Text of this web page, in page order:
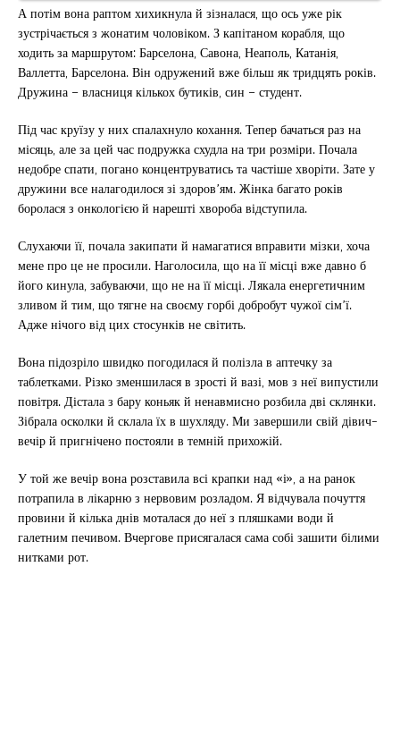
А потім вона раптом хихикнула й зізналася, що ось уже рік
зустрічається з жонатим чоловіком. З капітаном корабля, що
ходить за маршрутом: Барселона, Савона, Неаполь, Катанія,
Валлетта, Барселона. Він одружений вже більш як тридцять років.
Дружина – власниця кількох бутиків, син – студент.
Під час круїзу у них спалахнуло кохання. Тепер бачаться раз на
місяць, але за цей час подружка схудла на три розміри. Почала
недобре спати, погано концентруватись та частіше хворіти. Зате у
дружини все налагодилося зі здоров’ям. Жінка багато років
боролася з онкологією й нарешті хвороба відступила.
Слухаючи її, почала закипати й намагатися вправити мізки, хоча
мене про це не просили. Наголосила, що на її місці вже давно б
його кинула, забуваючи, що не на її місці. Лякала енергетичним
зливом й тим, що тягне на своєму горбі добробут чужої сім’ї.
Адже нічого від цих стосунків не світить.
Вона підозріло швидко погодилася й полізла в аптечку за
таблетками. Різко зменшилася в зрості й вазі, мов з неї випустили
повітря. Дістала з бару коньяк й ненавмисно розбила дві склянки.
Зібрала осколки й склала їх в шухляду. Ми завершили свій дівич-
вечір й пригнічено постояли в темній прихожій.
У той же вечір вона розставила всі крапки над «і», а на ранок
потрапила в лікарню з нервовим розладом. Я відчувала почуття
провини й кілька днів моталася до неї з пляшками води й
галетним печивом. Вчергове присягалася сама собі зашити білими
нитками рот.